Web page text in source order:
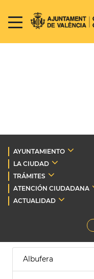
AYUNTAMIENTO
LA CIUDAD
TRÁMITES
ATENCIÓN CIUDADANA
ACTUALIDAD
Albufera